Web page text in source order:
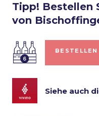
Tipp! Bestellen
von
Siehe auch